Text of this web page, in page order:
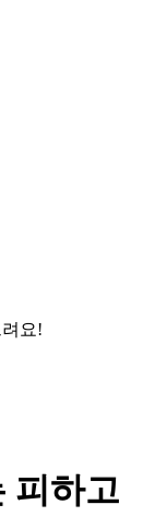
요!
피하고